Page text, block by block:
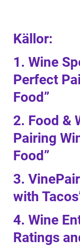
Källor:
1. Wine
Perfect
Food”
2. Food &
Pairing
Food”
3.
with
4. Wine
Ratings